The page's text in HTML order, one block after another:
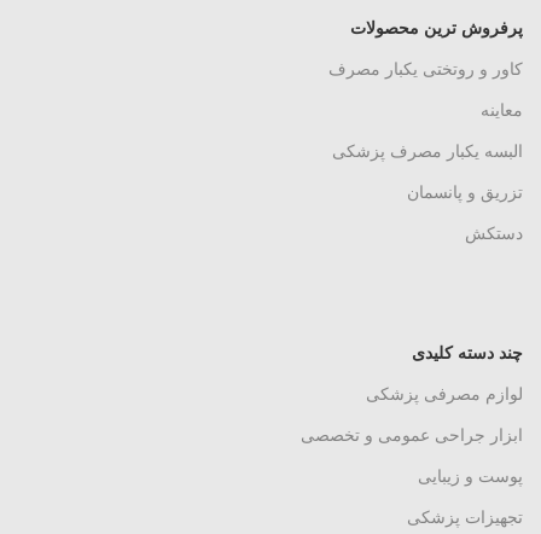
پرفروش ترین محصولات
کاور و روتختی یکبار مصرف
معاینه
البسه یکبار مصرف پزشکی
تزریق و پانسمان
دستکش
چند دسته کلیدی
لوازم مصرفی پزشکی
ابزار جراحی عمومی و تخصصی
پوست و زیبایی
تجهیزات پزشکی